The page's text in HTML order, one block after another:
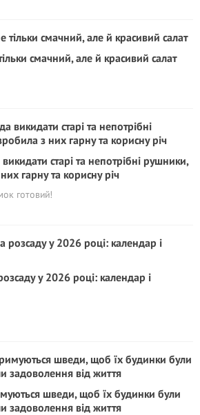
смачний, але й красивий салат
старі та непотрібні рушники,
гарну та корисну річ
готовий!
у 2026 році: календар і
шведи, щоб їх будинки були
задоволення від життя